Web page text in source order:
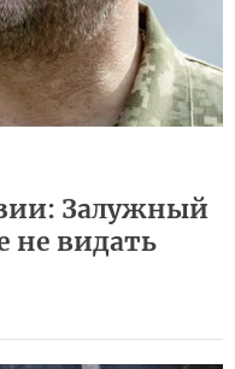
Залужный
не видать